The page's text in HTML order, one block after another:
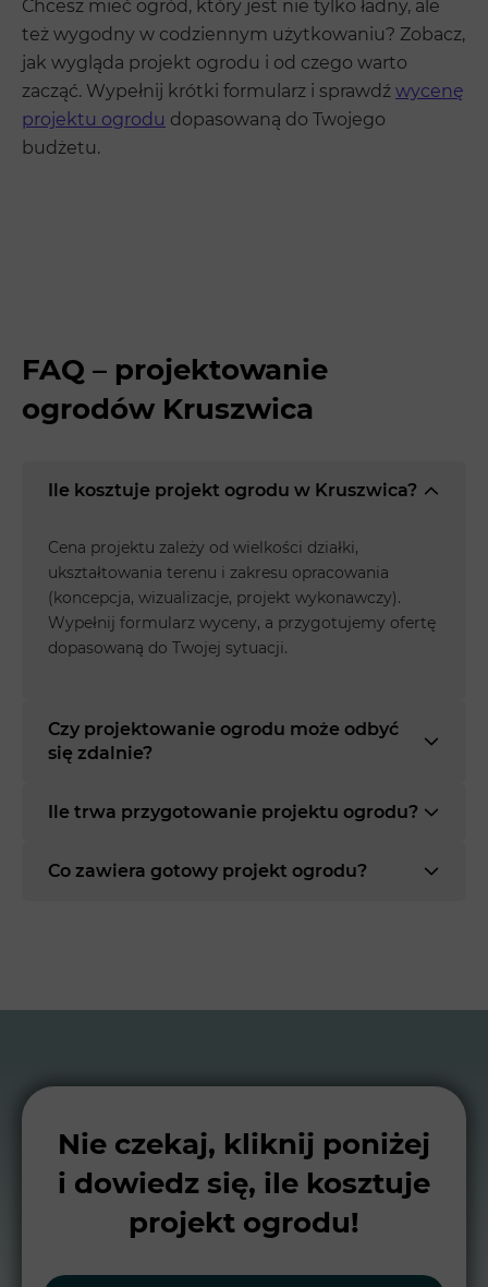
Chcesz mieć ogród, który jest nie tylko ładny, ale
też wygodny w codziennym użytkowaniu? Zobacz,
jak wygląda projekt ogrodu i od czego warto
zacząć. Wypełnij krótki formularz i sprawdź wycenę
projektu ogrodu dopasowaną do Twojego
budżetu.
FAQ – projektowanie
ogrodów Kruszwica
Ile kosztuje projekt ogrodu w Kruszwica?
Cena projektu zależy od wielkości działki,
ukształtowania terenu i zakresu opracowania
(koncepcja, wizualizacje, projekt wykonawczy).
Wypełnij formularz wyceny, a przygotujemy ofertę
dopasowaną do Twojej sytuacji.
Czy projektowanie ogrodu może odbyć
się zdalnie?
Ile trwa przygotowanie projektu ogrodu?
Co zawiera gotowy projekt ogrodu?
Nie czekaj, kliknij poniżej
i dowiedz się, ile kosztuje
projekt ogrodu!